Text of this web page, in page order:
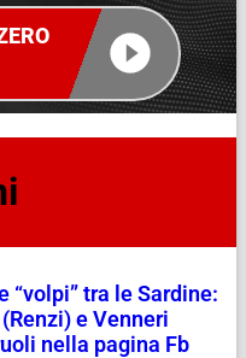
“volpi” tra le Sardine:
e Venneri
nella pagina Fb